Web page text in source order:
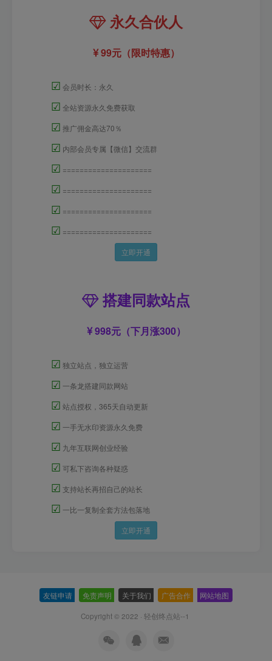
永久合伙人
99元（限时特惠）
☑ 会员时长：永久
☑ 全站资源永久免费获取
☑ 推广佣金高达70％
☑ 内部会员专属【微信】交流群
☑ =====================
☑ =====================
☑ =====================
☑ =====================
立即开通
搭建同款站点
998元（下月涨300）
☑ 独立站点，独立运营
☑ 一条龙搭建同款网站
☑ 站点授权，365天自动更新
☑ 一手无水印资源永久免费
☑ 九年互联网创业经验
☑ 可私下咨询各种疑惑
☑ 支持站长再招自己的站长
☑ 一比一复制全套方法包落地
立即开通
友链申请 免责声明 关于我们 广告合作 网站地图
Copyright © 2022 · 轻创终点站--1